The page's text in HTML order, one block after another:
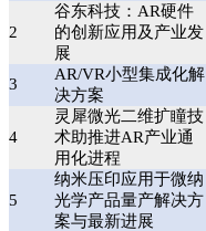
2
谷东科技：AR硬件
的创新应用及产业发
展
3
AR/VR小型集成化解
决方案
4
灵犀微光二维扩瞳技
术助推进AR产业通
用化进程
5
纳米压印应用于微纳
光学产品量产解决方
案与最新进展